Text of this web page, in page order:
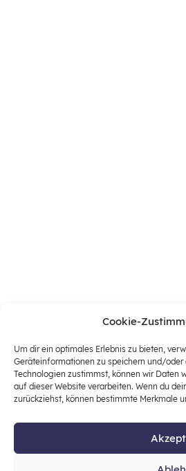
Cookie-
Um dir ein optimales Erlebnis zu bieten,
Geräteinformationen zu speichern und/
Technologien zustimmst, können wir Daten
auf dieser Website verarbeiten. Wenn du
zurückziehst, können bestimmte Merkmale